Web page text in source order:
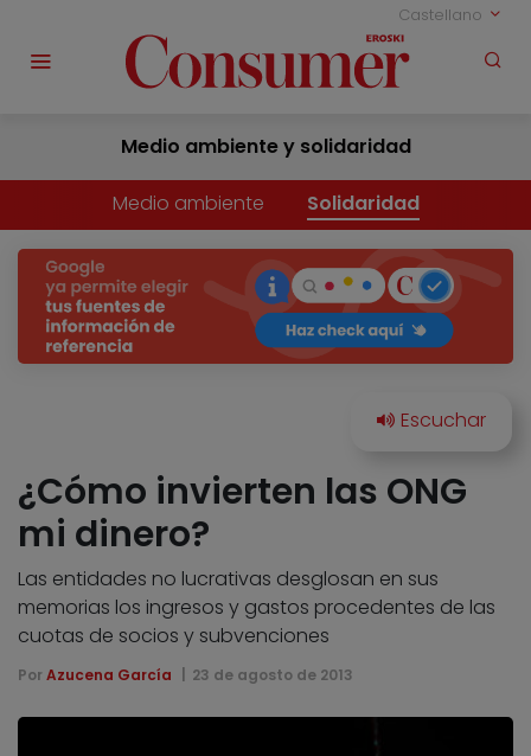
Castellano
Medio ambiente y solidaridad
Medio ambiente Solidaridad
¿Cómo invierten las ONG
mi dinero?
Las entidades no lucrativas desglosan en sus
memorias los ingresos y gastos procedentes de las
cuotas de socios y subvenciones
Por Azucena García 23 de agosto de 2013